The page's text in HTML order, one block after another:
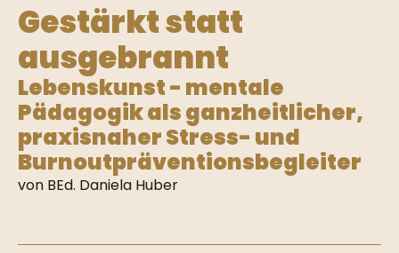
Gestärkt statt
ausgebrannt
Lebenskunst - mentale
Pädagogik als ganzheitlicher,
praxisnaher Stress- und
Burnoutpräventionsbegleiter
von BEd. Daniela Huber